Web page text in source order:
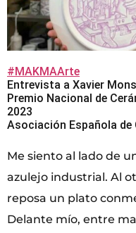
#MAKMAArte
Entrevista a Xavier
Premio Nacional de
2023
Asociación Española de
Me siento al lado de
azulejo industrial. Al
reposa un plato
Delante mío, entre